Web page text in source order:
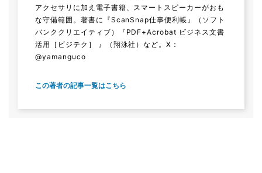
アクセサリに加え電子書籍、スマートスピーカーがおも
な守備範囲。著書に『ScanSnap仕事便利帳』（ソフト
バンククリエイティブ）『PDF+Acrobat ビジネス文書
活用［ビジテク］ 』（翔泳社）など。X：
@yamanguco
この著者の記事一覧はこちら